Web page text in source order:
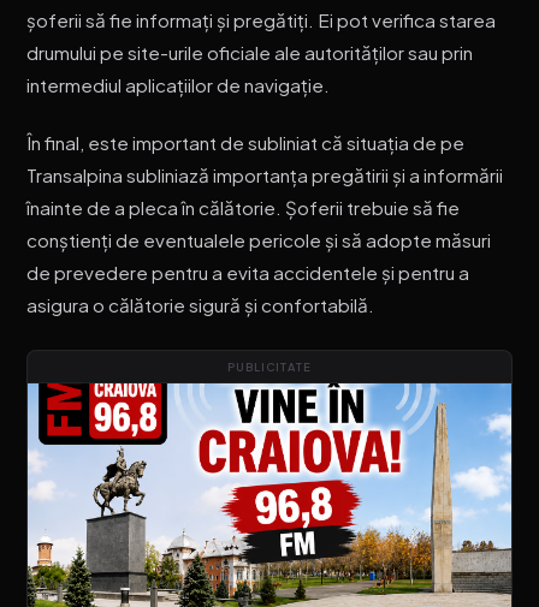
șoferii să fie informați și pregătiți. Ei pot verifica starea
drumului pe site-urile oficiale ale autorităților sau prin
intermediul aplicațiilor de navigație.
În final, este important de subliniat că situația de pe
Transalpina subliniază importanța pregătirii și a informării
înainte de a pleca în călătorie. Șoferii trebuie să fie
conștienți de eventualele pericole și să adopte măsuri
de prevedere pentru a evita accidentele și pentru a
asigura o călătorie sigură și confortabilă.
PUBLICITATE